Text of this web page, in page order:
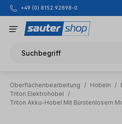
Zum Hauptinhalt springen
+49 (0) 8152 92898-0
Suchbegriff
Oberflächenbearbeitung / Hobeln /
Triton Elektrohobel
/
Triton Akku-Hobel Mit Bürstenlosem